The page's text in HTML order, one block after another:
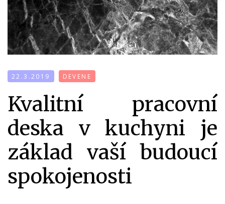
22.3.2019 DEVENE
Kvalitní pracovní
deska v kuchyni je
základ vaší budoucí
spokojenosti